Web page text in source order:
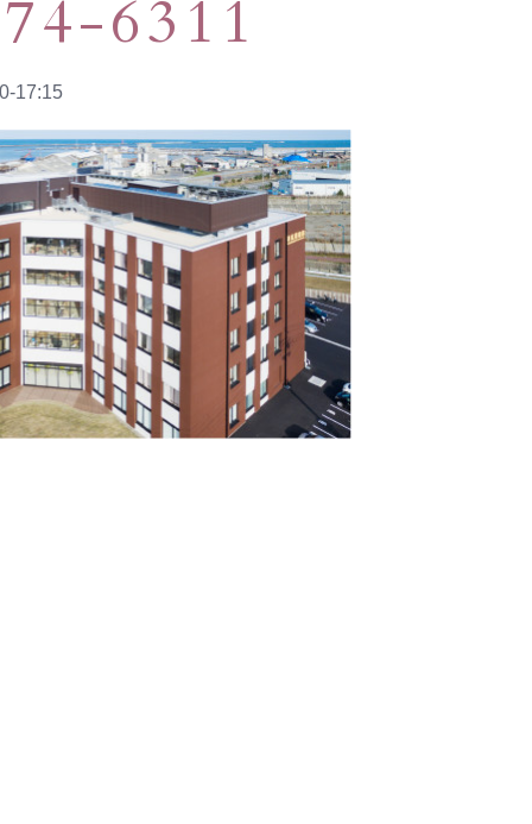
6311
17:15